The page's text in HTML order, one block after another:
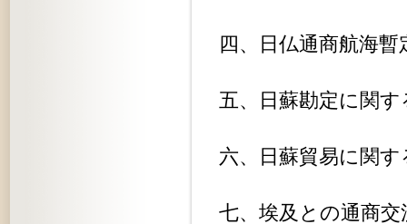
四、日仏通商航海
五、日蘇勘定に関す
六、日蘇貿易に関す
七、埃及との通商交